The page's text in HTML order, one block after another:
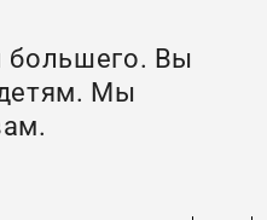
большего. Вы
Мы